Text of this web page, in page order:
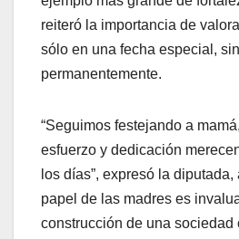
reiteró la importancia de
sólo en una fecha especial,
permanentemente.
“Seguimos festejando a
esfuerzo y dedicación
los días”, expresó la diputada,
papel de las madres es
construcción de una sociedad